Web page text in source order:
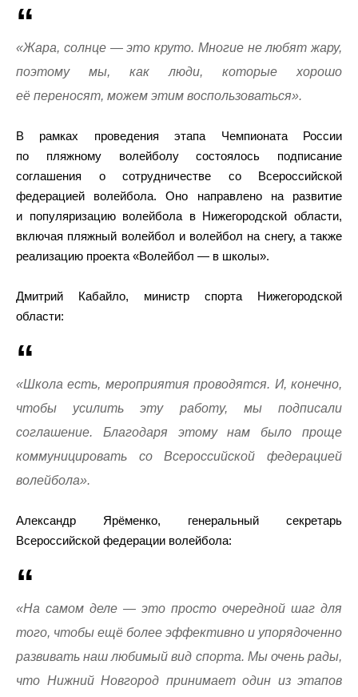
«Жара, солнце — это круто. Многие не любят жару,
поэтому мы, как люди, которые хорошо
её переносят, можем этим воспользоваться».
В рамках проведения этапа Чемпионата России
по пляжному волейболу состоялось подписание
соглашения о сотрудничестве со Всероссийской
федерацией волейбола. Оно направлено на развитие
и популяризацию волейбола в Нижегородской области,
включая пляжный волейбол и волейбол на снегу, а также
реализацию проекта «Волейбол — в школы».
Дмитрий Кабайло, министр спорта Нижегородской
области:
«Школа есть, мероприятия проводятся. И, конечно,
чтобы усилить эту работу, мы подписали
соглашение. Благодаря этому нам было проще
коммуницировать со Всероссийской федерацией
волейбола».
Александр Ярёменко, генеральный секретарь
Всероссийской федерации волейбола:
«На самом деле — это просто очередной шаг для
того, чтобы ещё более эффективно и упорядоченно
развивать наш любимый вид спорта. Мы очень рады,
что Нижний Новгород принимает один из этапов